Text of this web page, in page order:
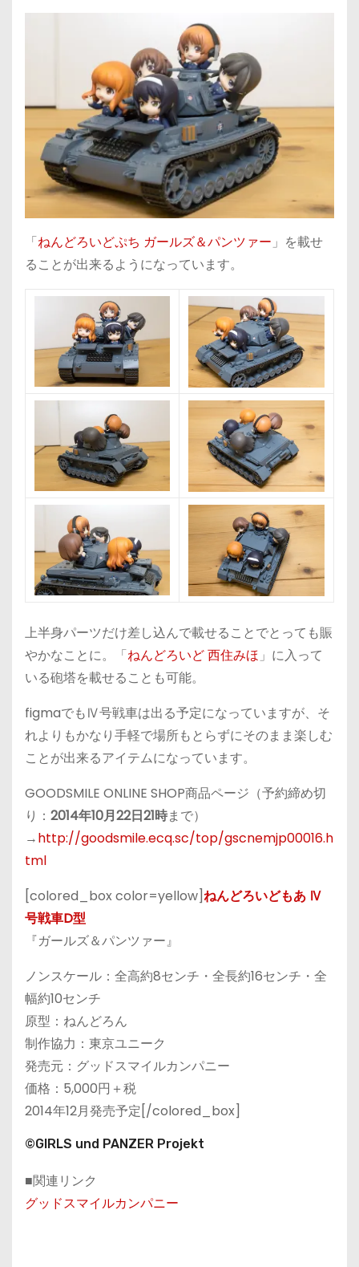
「ねんどろいどぷち ガールズ＆パンツァー 」を載せ
ることが出来るようになっています。
上半身パーツだけ差し込んで載せることでとっても賑
やかなことに。「ねんどろいど 西住みほ 」に入って
いる砲塔を載せることも可能。
figmaでもⅣ号戦車は出る予定になっていますが、そ
れよりもかなり手軽で場所もとらずにそのまま楽しむ
ことが出来るアイテムになっています。
GOODSMILE ONLINE SHOP商品ページ（予約締め切
り： 2014年10月22日21時まで）
→http://goodsmile.ecq.sc/top/gscnemjp00016.h
tml
[colored_box color=yellow]ねんどろいどもあ Ⅳ
号戦車D型
『ガールズ＆パンツァー』
ノンスケール：全高約8センチ・全長約16センチ・全
幅約10センチ
原型：ねんどろん
制作協力：東京ユニーク
発売元：グッドスマイルカンパニー
価格：5,000円＋税
2014年12月発売予定[/colored_box]
©GIRLS und PANZER Projekt
■関連リンク
グッドスマイルカンパニー